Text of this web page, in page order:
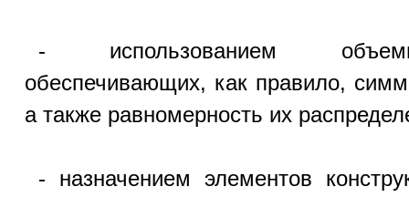
- использованием
обеспечивающих, как правило,
а также равномерность их
- назначением элементов